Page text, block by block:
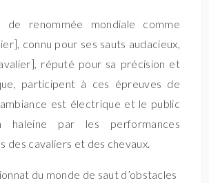
de renommée mondiale comme
connu pour ses sauts audacieux,
réputé pour sa précision et
participent à ces épreuves de
est électrique et le public
par les performances
des cavaliers et des chevaux.
du monde de saut d’obstacles